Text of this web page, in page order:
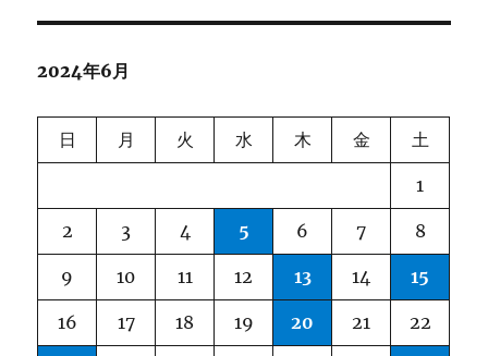
2024年6月
日 月 火 水 木 金 土
1
2 3 4 5 6 7 8
9 10 11 12 13 14 15
16 17 18 19 20 21 22